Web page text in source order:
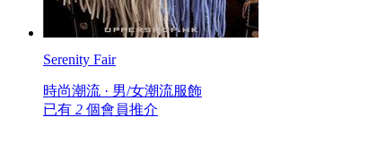
Serenity Fair
時尚潮流 · 男/女潮流服飾
已有 2 個會員推介